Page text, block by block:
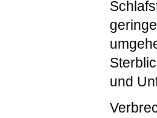
und